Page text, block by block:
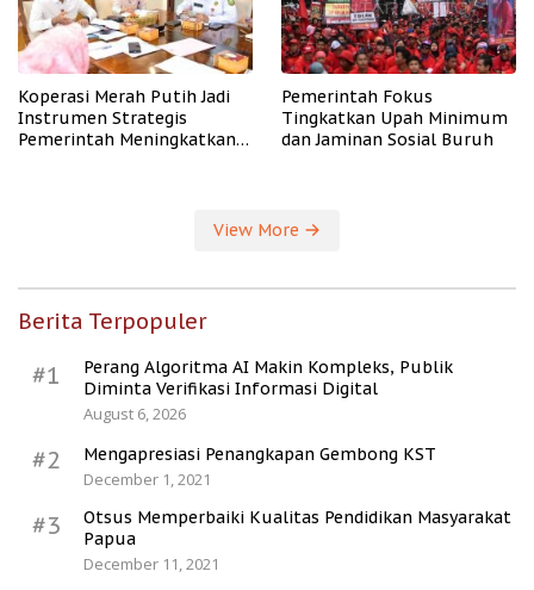
Koperasi Merah Putih Jadi
Instrumen Strategis
Pemerintah Meningkatkan
Pemerintah Fokus
Tingkatkan Upah Minimum
dan Jaminan Sosial Buruh
View More
Berita Terpopuler
#1
Perang Algoritma AI Makin Kompleks, Publik
Diminta Verifikasi Informasi Digital
August 6, 2026
#2
Mengapresiasi Penangkapan Gembong KST
December 1, 2021
#3
Otsus Memperbaiki Kualitas Pendidikan Masyarakat
Papua
December 11, 2021